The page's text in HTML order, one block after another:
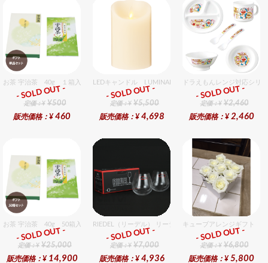
お茶 宇治茶 40g １箱入セット
ギフト
定価：¥ ¥500
販売価格：¥ 460
- SOLD OUT -
LEDキャンドル LUMINARA（ルミナラ） アイボリー
ギフト
定価：¥ ¥5,500
販売価格：¥ 4,698
- SOLD OUT -
ドラえもんレンジ対応シリ
ギフト
定価：¥ ¥2,460
販売価格：¥ 2,460
- SOLD OUT -
お茶 宇治茶 40g 50箱入セット 50個入りセット
ギフト
定価：¥ ¥25,000
販売価格：¥ 14,900
- SOLD OUT -
RIEDEL（リーデル） リーデル オー 0 カベルネ 2個入りセ
ギフト
定価：¥ ¥7,000
販売価格：¥ 4,936
- SOLD OUT -
キューブアレンジギフト
ギフト
定価：¥ ¥6,800
販売価格：¥ 5,800
- SOLD OUT -